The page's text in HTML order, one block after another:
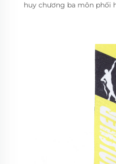
huy chương ba môn phối